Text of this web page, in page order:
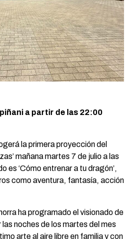
a partir de las 22:00
la primera proyección del
mañana martes 7 de julio a las
es ‘Cómo entrenar a tu dragón’,
como aventura, fantasía, acción
ha programado el visionado de
noches de los martes del mes
arte al aire libre en familia y con